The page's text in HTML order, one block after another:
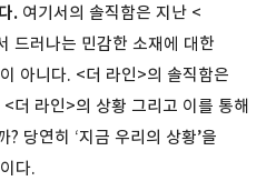
. 여기서의 솔직함은 지난 <
드러나는 민감한 소재에 대한
아니다. <더 라인>의 솔직함은
더 라인>의 상황 그리고 이를 통해
당연히 ‘지금 우리의 상황’을
다.